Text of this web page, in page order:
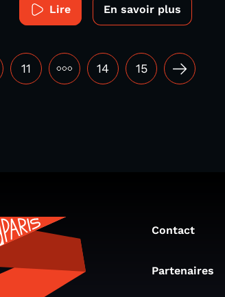
Lire En savoir plus
11 ••• 14 15
Contact
Partenaires